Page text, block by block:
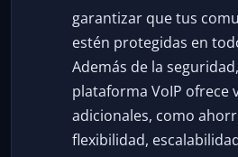
garantizar que tus
estén protegidas en
Además de la
plataforma VoIP ofrece
adicionales, como
flexibilidad,